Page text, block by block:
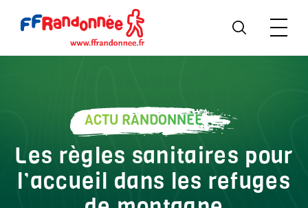
ACTU RANDONNÉE
Les règles sanitaires pour
l’accueil dans les refuges